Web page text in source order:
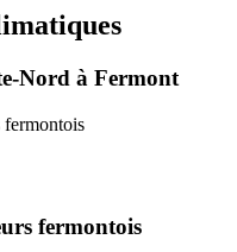
Nord à Fermont
fermontois